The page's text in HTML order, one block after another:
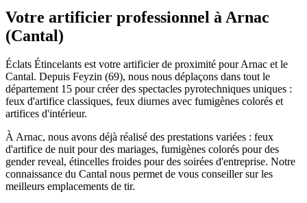
Votre artificier professionnel à Arnac
(Cantal)
Éclats Étincelants est votre artificier de proximité pour Arnac et le
Cantal. Depuis Feyzin (69), nous nous déplaçons dans tout le
département 15 pour créer des spectacles pyrotechniques uniques :
feux d'artifice classiques, feux diurnes avec fumigènes colorés et
artifices d'intérieur.
À Arnac, nous avons déjà réalisé des prestations variées : feux
d'artifice de nuit pour des mariages, fumigènes colorés pour des
gender reveal, étincelles froides pour des soirées d'entreprise. Notre
connaissance du Cantal nous permet de vous conseiller sur les
meilleurs emplacements de tir.